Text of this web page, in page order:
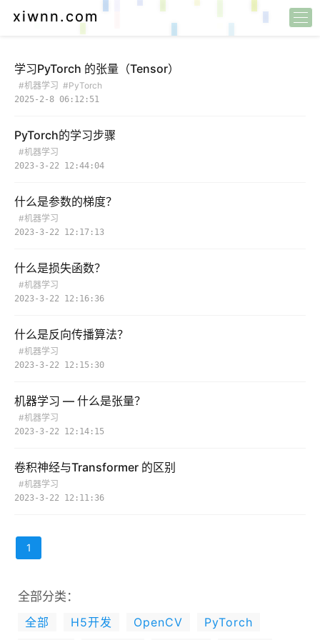
xiwnn.com
学习PyTorch 的张量（Tensor）
#机器学习 #PyTorch
2025-2-8 06:12:51
PyTorch的学习步骤
#机器学习
2023-3-22 12:44:04
什么是参数的梯度？
#机器学习
2023-3-22 12:17:13
什么是损失函数？
#机器学习
2023-3-22 12:16:36
什么是反向传播算法？
#机器学习
2023-3-22 12:15:30
机器学习 — 什么是张量？
#机器学习
2023-3-22 12:14:15
卷积神经与Transformer 的区别
#机器学习
2023-3-22 12:11:36
1
全部分类：
全部
H5开发 OpenCV PyTorch